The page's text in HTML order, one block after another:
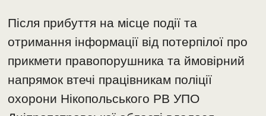
Після прибуття на місце події та
отримання інформації від потерпілої про
прикмети правопорушника та ймовірний
напрямок втечі працівникам поліції
охорони Нікопольського РВ УПО